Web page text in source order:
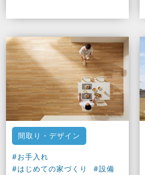
間取り・デザイン
#お手入れ
#はじめての家づくり
#設備